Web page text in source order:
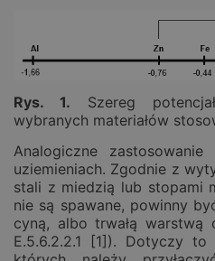
Rys. 1. Szereg
wybranych materiałów
Analogiczne
uziemieniach. Zgodnie z
stali z miedzią lub stopami
nie są spawane, powinny
cyną, albo trwałą warstwą
E.5.6.2.2.1 [1]). Dotyczy